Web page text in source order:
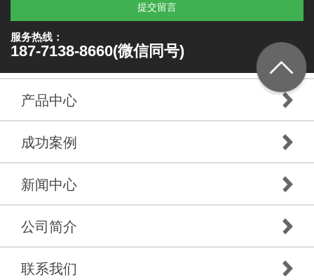
提交留言
服务热线：
187-7138-8660(微信同号)
产品中心
成功案例
新闻中心
公司简介
联系我们